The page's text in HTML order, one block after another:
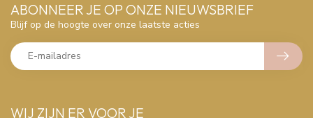
WIJ ZIJN ER VOOR JE
ABONNEER JE OP ONZE NIEUWSBRIEF
Blijf op de hoogte over onze laatste acties